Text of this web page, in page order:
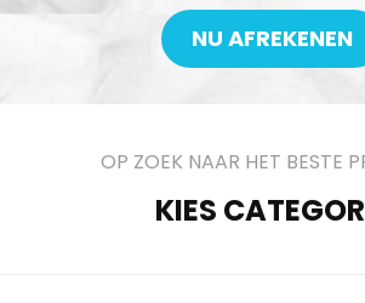
NU AFREKENEN
OP ZOEK NAAR HET BESTE
KIES